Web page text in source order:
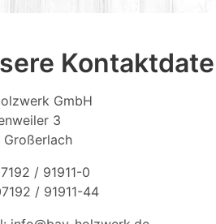
GmbH
3
Großerlach
/ 91911-0
/ 91911-44